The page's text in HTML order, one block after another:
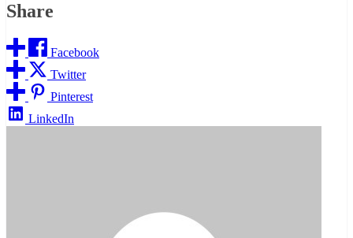
Share
Facebook
Twitter
Pinterest
LinkedIn